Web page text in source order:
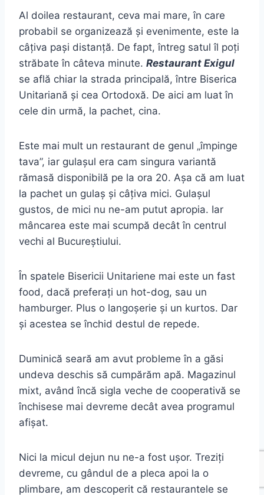
Al doilea restaurant, ceva mai mare, în care
probabil se organizează și evenimente, este la
câțiva pași distanță. De fapt, întreg satul îl poți
străbate în câteva minute. Restaurant Exigul
se află chiar la strada principală, între Biserica
Unitariană și cea Ortodoxă. De aici am luat în
cele din urmă, la pachet, cina.
Este mai mult un restaurant de genul „împinge
tava”, iar gulașul era cam singura variantă
rămasă disponibilă pe la ora 20. Așa că am luat
la pachet un gulaș și câțiva mici. Gulașul
gustos, de mici nu ne-am putut apropia. Iar
mâncarea este mai scumpă decât în centrul
vechi al Bucureștiului.
În spatele Bisericii Unitariene mai este un fast
food, dacă preferați un hot-dog, sau un
hamburger. Plus o langoșerie și un kurtos. Dar
și acestea se închid destul de repede.
Duminică seară am avut probleme în a găsi
undeva deschis să cumpărăm apă. Magazinul
mixt, având încă sigla veche de cooperativă se
închisese mai devreme decât avea programul
afișat.
Nici la micul dejun nu ne-a fost ușor. Treziți
devreme, cu gândul de a pleca apoi la o
plimbare, am descoperit că restaurantele se